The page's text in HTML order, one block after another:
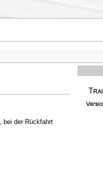
bei der Rückfahrt